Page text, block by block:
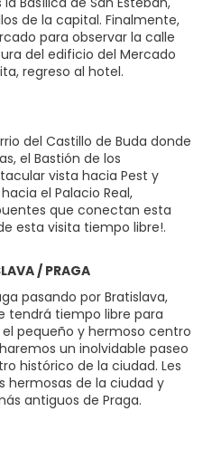
de la capital. Finalmente,
para observar la calle
del edificio del Mercado
regreso al hotel.
del Castillo de Buda donde
el Bastión de los
vista hacia Pest y
el Palacio Real,
que conectan esta
esta visita tiempo libre!.
/ PRAGA
pasando por Bratislava,
tendrá tiempo libre para
pequeño y hermoso centro
un inolvidable paseo
histórico de la ciudad. Les
hermosas de la ciudad y
antiguos de Praga.